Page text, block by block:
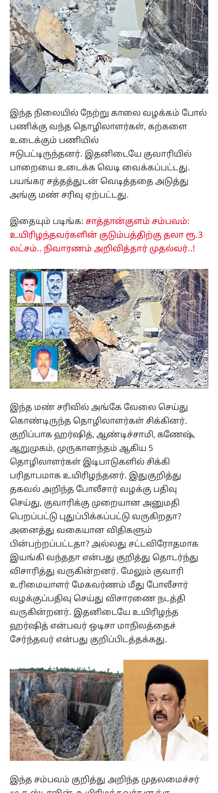
இந்த நிலையில் நேற்று காலை வழக்கம் போல்
பணிக்கு வந்த தொழிலாளர்கள், கற்களை
உடைக்கும் பணியில்
ஈடுபட்டிருந்தனர். இதனிடையே குவாரியில்
பாறையை உடைக்க வெடி வைக்கப்பட்டது.
பயங்கர சத்தத்துடன் வெடித்ததை அடுத்து
அங்கு மண் சரிவு ஏற்பட்டது.
இதையும் படிங்க: சாத்தான்குளம் சம்பவம்:
உயிரிழந்தவர்களின் குடும்பத்திற்கு தலா ரூ.3
லட்சம்.. நிவாரணம் அறிவித்தார் முதல்வர்..!
இந்த மண் சரிவில் அங்கே வேலை செய்து
கொண்டிருந்த தொழிலாளர்கள் சிக்கினர்.
குறிப்பாக ஹர்ஷித், ஆண்டிச்சாமி, கணேஷ்,
ஆறுமுகம், முருகானந்தம் ஆகிய 5
தொழிலாளர்கள் இடிபாடுகளில் சிக்கி
பரிதாபமாக உயிரிழந்தனர். இதுகுறித்து
தகவல் அறிந்த போலீசார் வழக்கு பதிவு
செய்து, குவாரிக்கு முறையான அனுமதி
பெறப்பட்டு புதுப்பிக்கப்பட்டு வருகிறதா?
அனைத்து வகையான விதிகளும்
பின்பற்றப்பட்டதா? அல்லது சட்டவிரோதமாக
இயங்கி வந்ததா என்பது குறித்து தொடர்ந்து
விசாரித்து வருகின்றனர். மேலும் குவாரி
உரிமையாளர் மேகவர்ணம் மீது போலீசார்
வழக்குப்பதிவு செய்து விசாரணை நடத்தி
வருகின்றனர். இதனிடையே உயிரிழந்த
ஹர்ஷித் என்பவர் ஒடிசா மாநிலத்தைச்
சேர்ந்தவர் என்பது குறிப்பிடத்தக்கது.
இந்த சம்பவம் குறித்து அறிந்த முதலமைச்சர்